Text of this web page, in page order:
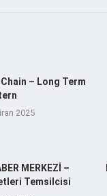
Chain – Long Term
2025
MERKEZİ –
Temsilcisi